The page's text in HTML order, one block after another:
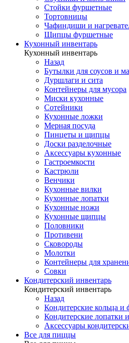
Стойки фуршетные
Тортовницы
Чафиндиши и
Щипцы фуршетные
Кухонный инвентарь
Кухонный инвентарь
Назад
Бутылки для соусов и
Дуршлаги и сита
Контейнеры для мусора
Миски кухонные
Сотейники
Кухонные ложки
Мерная посуда
Пинцеты и щипцы
Доски разделочные
Аксессуары кухонные
Гастроемкости
Кастрюли
Венчики
Кухонные вилки
Кухонные лопатки
Кухонные ножи
Кухонные щипцы
Половники
Противени
Сковороды
Молотки
Контейнеры для
Совки
Кондитерский инвентарь
Кондитерский инвентарь
Назад
Кондитерские кольца
Кондитерские лопатки
Аксессуары
Все для пиццы